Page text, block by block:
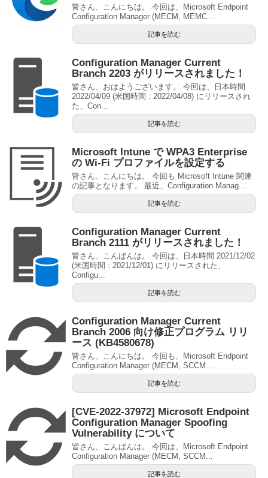
皆さん、こんにちは。 今回は、Microsoft Endpoint
Configuration Manager (MECM, MEMC...
記事を読む
Configuration Manager Current
Branch 2203 がリリースされました！
皆さん、おはようございます。 今回は、日本時間
2022/04/09 (米国時間 : 2022/04/08) にリリースされ
た、Con...
記事を読む
Microsoft Intune で WPA3 Enterprise
の Wi-Fi プロファイルを設定する
皆さん、こんにちは。 今回も Microsoft Intune 関連
の記事となります。 最近、Configuration Manag...
記事を読む
Configuration Manager Current
Branch 2111 がリリースされました！
皆さん、こんばんは。 今回は、日本時間 2021/12/02
(米国時間 : 2021/12/01) にリリースされた、
Configu...
記事を読む
Configuration Manager Current
Branch 2006 向け修正プログラム リリ
ース (KB4580678)
皆さん、こんにちは。 今回も、Microsoft Endpoint
Configuration Manager (MECM, SCCM...
記事を読む
[CVE-2022-37972] Microsoft Endpoint
Configuration Manager Spoofing
Vulnerability について
皆さん、こんばんは。 今回は、Microsoft Endpoint
Configuration Manager (MECM, SCCM...
記事を読む